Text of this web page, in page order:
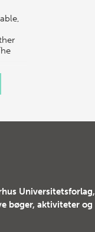
Universitetsforlag,
bøger, aktiviteter og